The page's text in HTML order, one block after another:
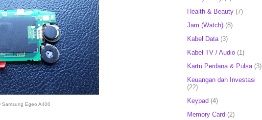
Samsung Egeo A400
Health & Beauty (7)
Jam (Watch) (8)
Kabel Data (3)
Kabel TV / Audio (1)
Kartu Perdana & Pulsa (3)
Keuangan dan Investasi
(22)
Keypad (4)
Memory Card (2)